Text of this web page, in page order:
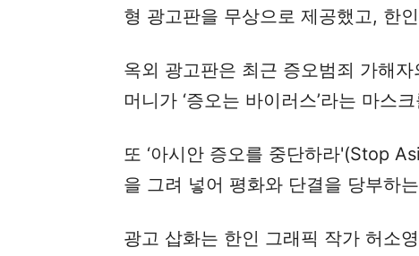
형 광고판을 무상으로 제공했고, 한
옥외 광고판은 최근 증오범죄 가해
머니가 ‘증오는 바이러스’라는 마스
또 ‘아시안 증오를 중단하라'(Stop
을 그려 넣어 평화와 단결을 당부하
광고 삽화는 한인 그래픽 작가 허소